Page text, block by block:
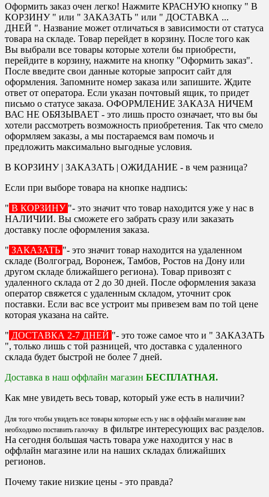
Оформить заказ очен легко! Нажмите КРАСНУЮ кнопку " В
КОРЗИНУ " или " ЗАКАЗАТЬ " или " ДОСТАВКА ...
ДНЕЙ ". Название может отличаться в зависимости от статуса
товара на складе. Товар перейдет в корзину. После того как
Вы выбрали все товары которые хотели бы приобрести,
перейдите в корзину, нажмите на кнопку "Оформить заказ".
После введите свои данные которые запросит сайт для
оформления. Запомните номер заказа или запишите. Ждите
ответ от оператора. Если указан почтовый ящик, то придет
письмо о статусе заказа. ОФОРМЛЕНИЕ ЗАКАЗА НИЧЕМ
ВАС НЕ ОБЯЗЫВАЕТ - это лишь просто означает, что вы бы
хотели рассмотреть возможность приобретения. Так что смело
оформляем заказы, а мы постараемся вам помочь и
предложить максимально выгодные условия.
В КОРЗИНУ | ЗАКАЗАТЬ | ОЖИДАНИЕ - в чем разница?
Если при выборе товара на кнопке надпись:
" В КОРЗИНУ "- это значит что товар находится уже у нас в
НАЛИЧИИ. Вы сможете его забрать сразу или заказать
доставку после оформления заказа.
" ЗАКАЗАТЬ "- это значит товар находится на удаленном
складе (Волгоград, Воронеж, Тамбов, Ростов на Дону или
другом складе ближайшего региона). Товар привозят с
удаленного склада от 2 до 30 дней. После оформления заказа
оператор свяжется с удаленным складом, уточнит срок
поставки. Если вас все устроит мы привезем вам по той цене
которая указана на сайте.
" ДОСТАВКА 2-7 ДНЕЙ "- это тоже самое что и " ЗАКАЗАТЬ
", только лишь с той разницей, что доставка с удаленного
склада будет быстрой не более 7 дней.
Доставка в наш оффлайн магазин БЕСПЛАТНАЯ.
Как мне увидеть весь товар, который уже есть в наличии?
Для того чтобы увидеть все товары которые есть у нас в оффлайн магазине вам
необходимо поставить галочку в фильтре интересующих вас разделов.
На сегодня большая часть товара уже находится у нас в
оффлайн магазине или на наших складах ближайших
регионов.
Почему такие низкие цены - это правда?